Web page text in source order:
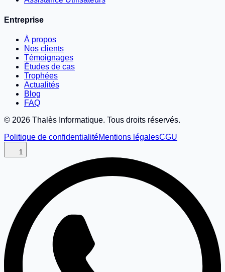
Entreprise
À propos
Nos clients
Témoignages
Études de cas
Trophées
Actualités
Blog
FAQ
© 2026 Thalès Informatique. Tous droits réservés.
Politique de confidentialitéMentions légalesCGU
1